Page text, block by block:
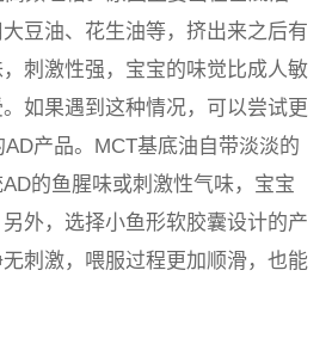
豆油、花生油等，挤出来之后有
刺激性强，宝宝的味觉比成人敏
如果遇到这种情况，可以尝试更
产品。MCT基底油自带淡淡的
的鱼腥味或刺激性气味，宝宝
外，选择小鱼形软胶囊设计的产
刺激，喂服过程更加顺滑，也能